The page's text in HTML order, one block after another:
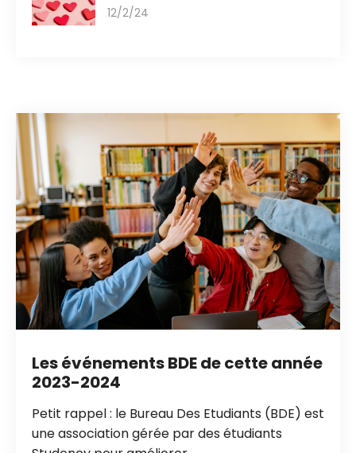
Les événements BDE de cette année
2023-2024
Petit rappel : le Bureau Des Etudiants (BDE) est
une association gérée par des étudiants
12/2/24